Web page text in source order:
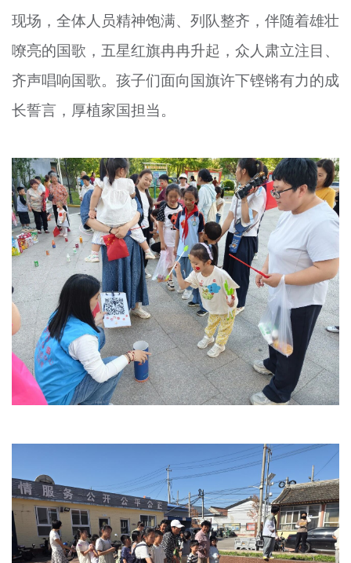
现场，全体人员精神饱满、列队整齐，伴随着雄壮
嘹亮的国歌，五星红旗冉冉升起，众人肃立注目、
齐声唱响国歌。孩子们面向国旗许下铿锵有力的成
长誓言，厚植家国担当。